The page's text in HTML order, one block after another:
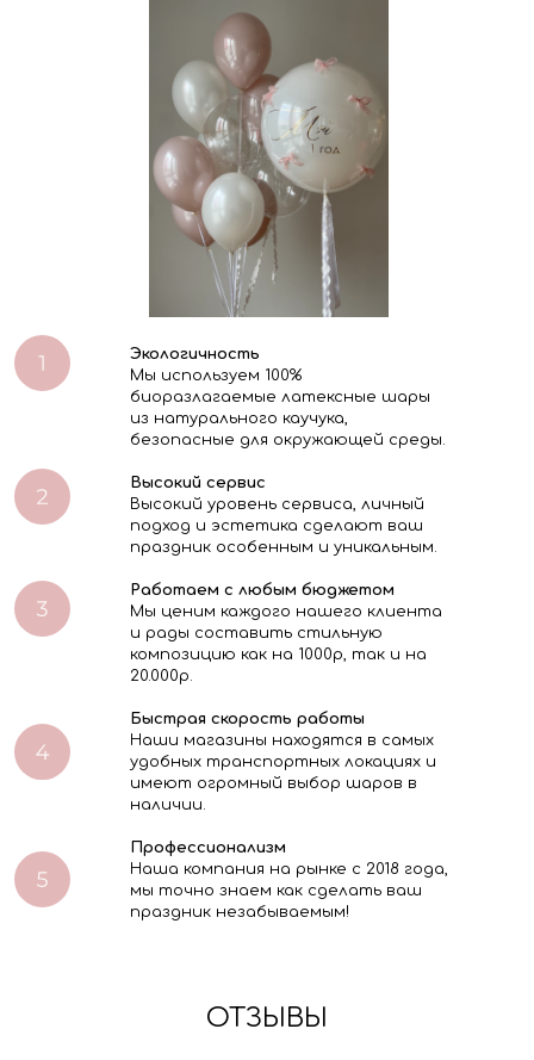
Экологичность
Мы используем 100%
биоразлагаемые латексные шары
из натурального каучука,
безопасные для окружающей среды.
Высокий сервис
Высокий уровень сервиса, личный
подход и эстетика сделают ваш
праздник особенным и уникальным.
Работаем с любым бюджетом
Мы ценим каждого нашего клиента
и рады составить стильную
композицию как на 1000р, так и на
20.000р.
Быстрая скорость работы
Наши магазины находятся в самых
удобных транспортных локациях и
имеют огромный выбор шаров в
наличии.
Профессионализм
Наша компания на рынке с 2018 года,
мы точно знаем как сделать ваш
праздник незабываемым!
ОТЗЫВЫ